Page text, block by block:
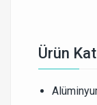
Ürün